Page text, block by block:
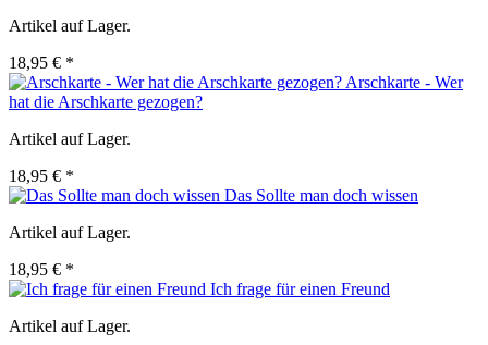
Artikel auf Lager.
18,95 € *
Arschkarte - Wer
hat die Arschkarte gezogen?
Artikel auf Lager.
18,95 € *
Das Sollte man doch wissen
Artikel auf Lager.
18,95 € *
Ich frage für einen Freund
Artikel auf Lager.